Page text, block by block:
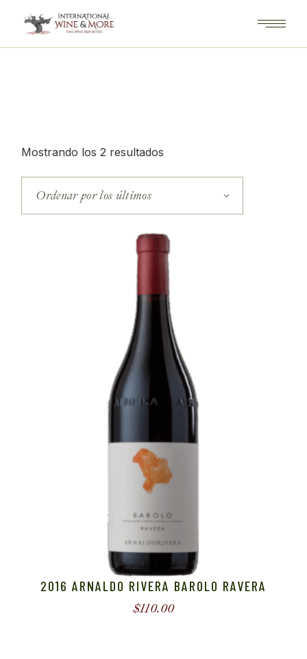
contenido
Mostrando los 2 resultados
últimos
Ordenar por los últimos
2016 ARNALDO RIVERA BAROLO RAVERA
$110.00